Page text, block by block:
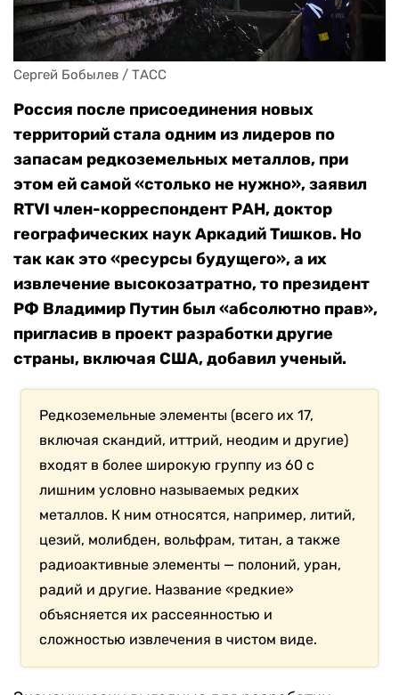
Сергей Бобылев / ТАСС
Россия после присоединения новых
территорий стала одним из лидеров по
запасам редкоземельных металлов, при
этом ей самой «столько не нужно», заявил
RTVI член-корреспондент РАН, доктор
географических наук Аркадий Тишков. Но
так как это «ресурсы будущего», а их
извлечение высокозатратно, то президент
РФ Владимир Путин был «абсолютно прав»,
пригласив в проект разработки другие
страны, включая США, добавил ученый.
Редкоземельные элементы (всего их 17,
включая скандий, иттрий, неодим и другие)
входят в более широкую группу из 60 с
лишним условно называемых редких
металлов. К ним относятся, например, литий,
цезий, молибден, вольфрам, титан, а также
радиоактивные элементы — полоний, уран,
радий и другие. Название «редкие»
объясняется их рассеянностью и
сложностью извлечения в чистом виде.